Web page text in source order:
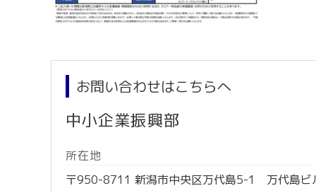
お問い合わせはこちらへ
中小企業振興部
所在地
〒950-8711 新潟市中央区万代島5-1 万代島ビ